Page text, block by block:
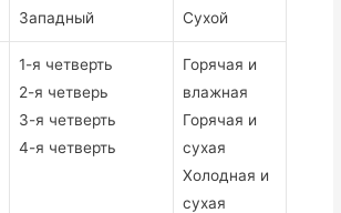
Западный
Сухой
1-я четверть
2-я четверь
3-я четверть
4-я четверть
Горячая и
влажная
Горячая и
сухая
Холодная и
сухая